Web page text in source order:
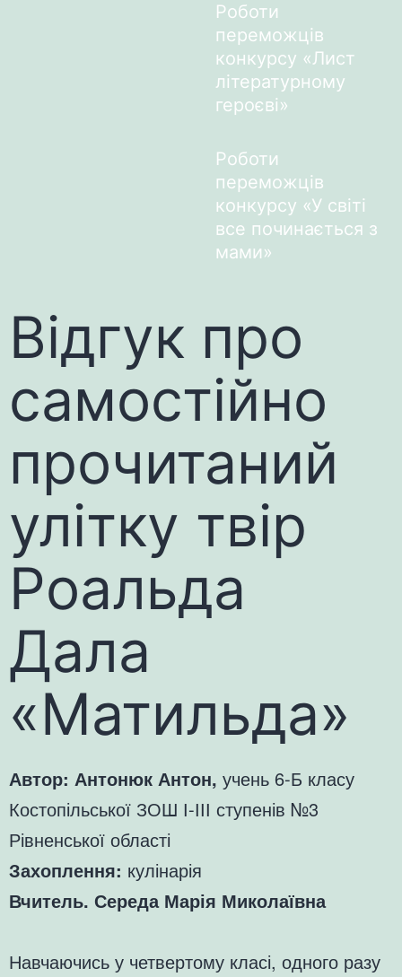
Роботи
переможців
конкурсу «Лист
літературному
героєві»
Роботи
переможців
конкурсу «У світі
все починається з
мами»
Відгук про
самостійно
прочитаний
улітку твір
Роальда
Дала
«Матильда»
Автор: Антонюк Антон, учень 6-Б класу
Костопільської ЗОШ І-ІІІ ступенів №3
Рівненської області
Захоплення: кулінарія
Вчитель. Середа Марія Миколаївна
Навчаючись у четвертому класі, одного разу